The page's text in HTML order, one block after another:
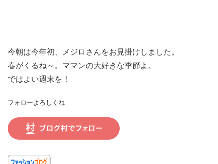
今朝は今年初、メジロさんをお見掛けしました。
春がくるね～。ママンの大好きな季節よ。
ではよい週末を！
フォローよろしくね